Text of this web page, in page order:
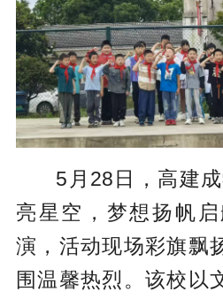
5月28日，高建
亮星空，梦想扬帆启
演，活动现场彩旗飘
围温馨热烈。该校以